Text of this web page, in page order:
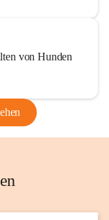
von Hunden